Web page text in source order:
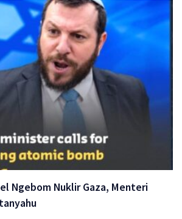
Ngebom Nuklir Gaza, Menteri